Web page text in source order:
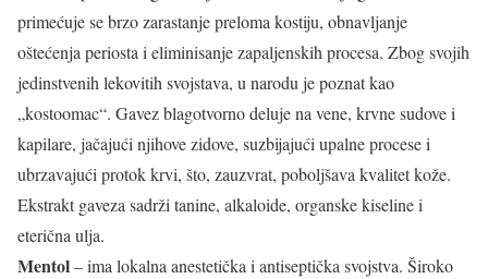
primećuje se brzo zarastanje preloma kostiju, obnavljanje
oštećenja periosta i eliminisanje zapaljenskih procesa. Zbog svojih
jedinstvenih lekovitih svojstava, u narodu je poznat kao
„kostoomac“. Gavez blagotvorno deluje na vene, krvne sudove i
kapilare, jačajući njihove zidove, suzbijajući upalne procese i
ubrzavajući protok krvi, što, zauzvrat, poboljšava kvalitet kože.
Ekstrakt gaveza sadrži tanine, alkaloide, organske kiseline i
eterična ulja.
Mentol– ima lokalna anestetička i antiseptička svojstva. Široko